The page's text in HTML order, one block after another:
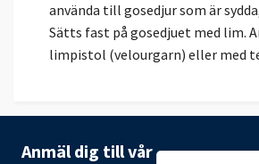
använda till gosedjur som är
Sätts fast på gosedjuet med lim.
limpistol (velourgarn) eller med
Anmäl dig till vår